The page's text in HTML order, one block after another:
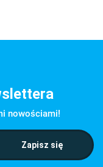
nowościami!